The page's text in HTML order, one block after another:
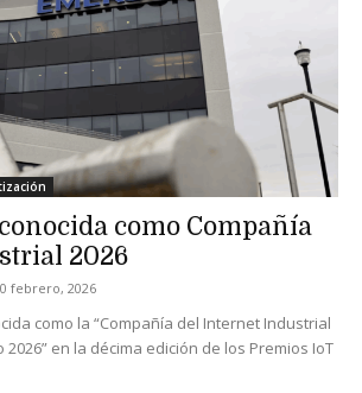
como Compañía
2026
febrero, 2026
como la “Compañía del Internet Industrial
2026” en la décima edición de los Premios IoT